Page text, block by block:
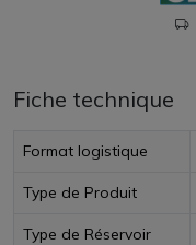
Fiche technique
Format logistique
Type de Produit
Type de Réservoir